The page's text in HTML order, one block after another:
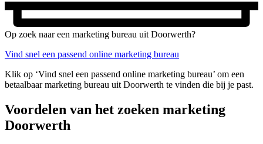
Op zoek naar een marketing bureau uit Doorwerth?
Vind snel een passend online marketing bureau
Klik op ‘Vind snel een passend online marketing bureau’ om een
betaalbaar marketing bureau uit Doorwerth te vinden die bij je past.
Voordelen van het zoeken marketing
Doorwerth